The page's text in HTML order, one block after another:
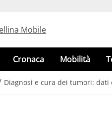
Cronaca Mobilità
Diagnosi e cura dei tumori: dati